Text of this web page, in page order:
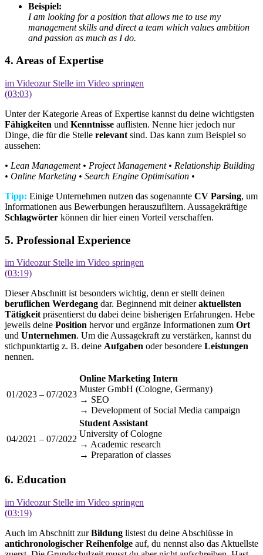
Beispiel:
I am looking for a position that allows me to use my
management skills and direct a team which values ambition
and passion as much as I do.
4. Areas of Expertise
im Videozur Stelle im Video springen
(03:03)
Unter der Kategorie Areas of Expertise kannst du deine wichtigsten
Fähigkeiten und Kenntnisse auflisten. Nenne hier jedoch nur
Dinge, die für die Stelle relevant sind. Das kann zum Beispiel so
aussehen:
• Lean Management • Project Management • Relationship Building
• Online Marketing • Search Engine Optimisation •
Tipp: Einige Unternehmen nutzen das sogenannte CV Parsing, um
Informationen aus Bewerbungen herauszufiltern. Aussagekräftige
Schlagwörter können dir hier einen Vorteil verschaffen.
5. Professional Experience
im Videozur Stelle im Video springen
(03:19)
Dieser Abschnitt ist besonders wichtig, denn er stellt deinen
beruflichen Werdegang dar. Beginnend mit deineraktuellsten
Tätigkeitpräsentierst du dabei deine bisherigen Erfahrungen. Hebe
jeweils deine Position hervor und ergänze Informationen zum Ort
und Unternehmen. Um die Aussagekraft zu verstärken, kannst du
stichpunktartig z. B. deine Aufgaben oder besondere Leistungen
nennen.
01/2023 – 07/2023
Online Marketing Intern
Muster GmbH (Cologne, Germany)
→ SEO
→ Development of Social Media campaign
04/2021 – 07/2022
Student Assistant
University of Cologne
→ Academic research
→ Preparation of classes
6. Education
im Videozur Stelle im Video springen
(03:19)
Auch im Abschnitt zurBildung listest du deine Abschlüsse in
antichronologischer Reihenfolge auf, du nennst also das Aktuellste